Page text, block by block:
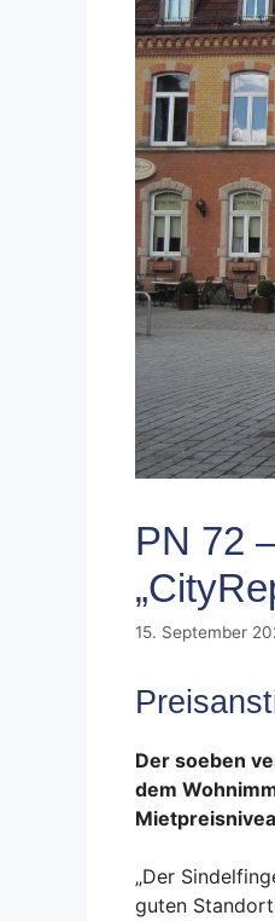
PN 72
15. September
Der soeben
dem
„Der
guten